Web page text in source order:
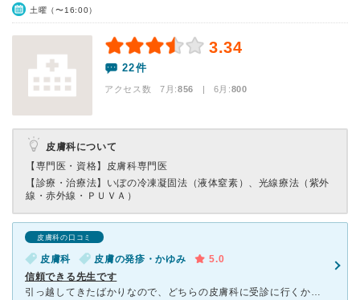
土曜（〜16:00）
3.34
22件
アクセス数 7月:856 | 6月:800
皮膚科について
【専門医・資格】 皮膚科専門医
【診療・治療法】 いぼの冷凍凝固法（液体窒素）、光線療法（紫外
線・赤外線・ＰＵＶＡ）
皮膚科の口コミ
皮膚科 皮膚の発疹・かゆみ
5.0
信頼できる先生です
引っ越してきたばかりなので、どちらの皮膚科に受診に行くか不安でした。 こちらは、他の方の口コミ等を参考に伺いました。 おそらく曜日や時間帯にもよりますが・・正直、待ち時間が長かったです。